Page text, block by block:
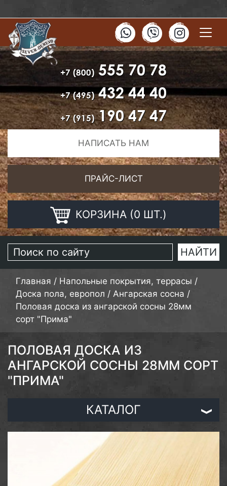
+7 (800) 555 70 78
+7 (495)432 44 40
+7 (915)190 47 47
НАПИСАТЬ НАМ
ПРАЙС-ЛИСТ
КОРЗИНА (0 ШТ.)
Главная / Напольные покрытия, террасы /
Доска пола, европол / Ангарская сосна /
Половая доска из ангарской сосны 28мм
сорт "Прима"
ПОЛОВАЯ ДОСКА ИЗ
АНГАРСКОЙ СОСНЫ 28ММ СОРТ
"ПРИМА"
КАТАЛОГ